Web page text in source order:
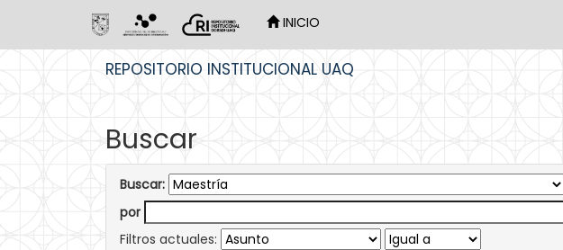
INICIO
REPOSITORIO INSTITUCIONAL UAQ
Buscar
Buscar:
por
Filtros actuales: